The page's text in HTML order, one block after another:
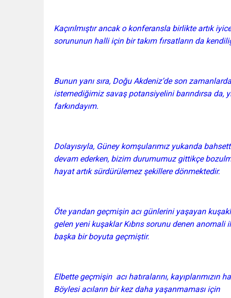
Kaçırılmıştır ancak o konferansla birlikte artık
sorununun halli için bir takım fırsatların da
Bunun yanı sıra, Doğu Akdeniz’de son
istemediğimiz savaş potansiyelini barındırsa da,
farkındayım.
Dolayısıyla, Güney komşularımız yukarıda
devam ederken, bizim durumumuz gittikçe
hayat artık sürdürülemez şekillere dönmektedir.
Öte yandan geçmişin acı günlerini yaşayan
gelen yeni kuşaklar Kıbrıs sorunu denen
başka bir boyuta geçmiştir.
Elbette geçmişin acı hatıralarını,
Böylesi acıların bir kez daha yaşanmaması için